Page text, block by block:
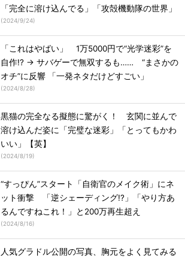
「完全に溶け込んでる」「攻殻機動隊の世界」
(2024/9/24)
「これはやばい」 1万5000円で“光学迷彩”を
自作!? → サバゲーで無双するも…… “まさかの
オチ”に反響 「一発ネタだけどすごい」
(2024/8/28)
黒猫の完全なる擬態に驚がく！ 玄関に並んで
溶け込んだ姿に「完璧な迷彩」「とってもかわ
いい」【英】
(2024/8/19)
“すっぴん”スタート「自衛官のメイク術」にネ
ット衝撃 「逆シェーディング!?」「やり方あ
るんですねこれ！」と200万再生超え
(2024/8/16)
人気グラドル公開の写真、胸元をよく見てみる